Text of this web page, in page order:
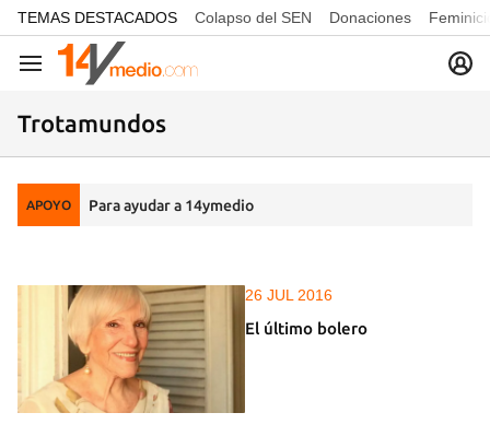
common.go-to-content
TEMAS DESTACADOS Colapso del SEN Donaciones
Navegación
Trotamundos
APOYO Para ayudar a 14ymedio
26 JUL 2016
El último bolero